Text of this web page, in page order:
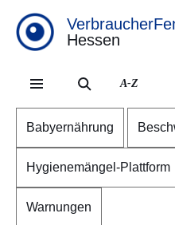
Hessen
A-Z
Babyernährung
Hygienemängel-Plattform
Warnungen